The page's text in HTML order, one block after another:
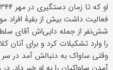
فعالیت داشت بیش از بقیۀ
شش‌نفر از جمله دایی‌اش آقای
را وارد تشکیلات کرد و برای
وقتی ساواک به دنبالش آمد در
آمدن ساواکیان را به او خبر داد.